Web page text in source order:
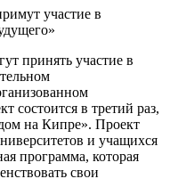
принять участие в
состоится в третий раз,
на Кипре». Проект
и учащихся
программа, которая
свои